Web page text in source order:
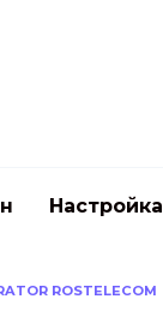
Настройка
ROSTELECOM